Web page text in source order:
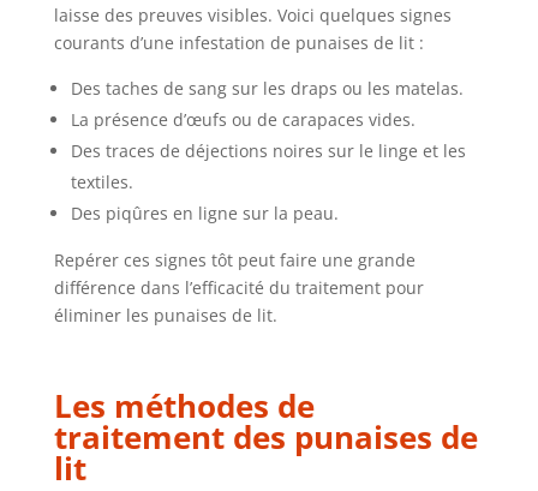
laisse des preuves visibles. Voici quelques signes
courants d’une infestation de punaises de lit :
Des taches de sang sur les draps ou les matelas.
La présence d’œufs ou de carapaces vides.
Des traces de déjections noires sur le linge et les
textiles.
Des piqûres en ligne sur la peau.
Repérer ces signes tôt peut faire une grande
différence dans l’efficacité du traitement pour
éliminer les punaises de lit.
Les méthodes de
traitement des punaises de
lit